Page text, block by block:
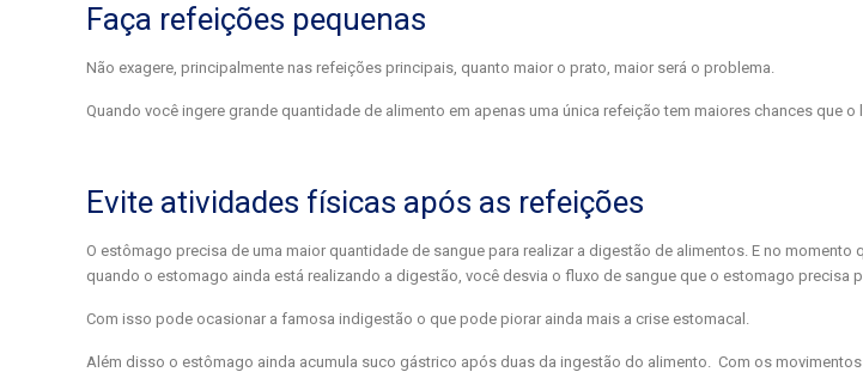
Faça refeições pequenas
Não exagere, principalmente nas refeições principais, quanto maior o prato, maior será o problema.
Quando você ingere grande quantidade de alimento em apenas uma única refeição tem maiores chances que
Evite atividades físicas após as refeições
O estômago precisa de uma maior quantidade de sangue para realizar a digestão de alimentos. E no momento
quando o estomago ainda está realizando a digestão, você desvia o fluxo de sangue que o estomago precisa
Com isso pode ocasionar a famosa indigestão o que pode piorar ainda mais a crise estomacal.
Além disso o estômago ainda acumula suco gástrico após duas da ingestão do alimento. Com os